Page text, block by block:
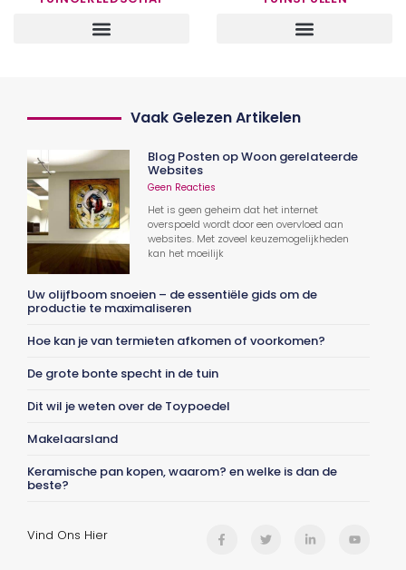
Vaak Gelezen Artikelen
Blog Posten op Woon gerelateerde
Websites
Geen Reacties
Het is geen geheim dat het internet
overspoeld wordt door een overvloed aan
websites. Met zoveel keuzemogelijkheden
kan het moeilijk
Uw olijfboom snoeien – de essentiële gids om de
productie te maximaliseren
Hoe kan je van termieten afkomen of voorkomen?
De grote bonte specht in de tuin
Dit wil je weten over de Toypoedel
Makelaarsland
Keramische pan kopen, waarom? en welke is dan de
beste?
Vind Ons Hier